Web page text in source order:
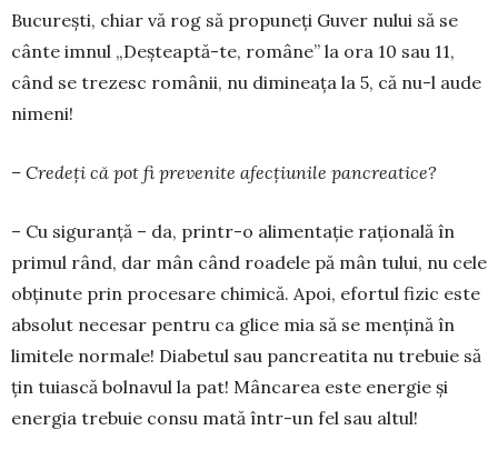
Bu­cu­reşti, chiar vă rog să propuneţi Guver­ nului să se
cânte imnul „Deş­teaptă-te, române” la ora 10 sau 11,
când se trezesc românii, nu dimi­neaţa la 5, că nu-l aude
nimeni!
– Credeţi că pot fi prevenite afec­ţiunile pancreatice?
– Cu siguranţă – da, printr-o alimentaţie raţională în
primul rând, dar mân­ când roadele pă­ mân­ tului, nu cele
obţinute prin proce­sare chimică. Apoi, efor­tul fizic este
absolut necesar pentru ca gli­ce­ mia să se menţină în
limitele normale! Diabetul sau pan­creatita nu trebuie să
ţin­ tuiască bol­navul la pat! Mân­ca­rea este energie şi
energia tre­buie consu­ mată într-un fel sau altul!